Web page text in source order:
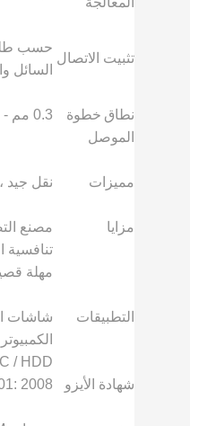
تثبيت الاتصال
حسب طلب
السائل
نطاق خطوة
الموصل
0.3 مم - 4.2 مم
مميزات نقل جيد
مزايا
مصنع
تنافسية
مهلة
التطبيقات
شاشات
/ HDD
شهادة الأيزو
2008